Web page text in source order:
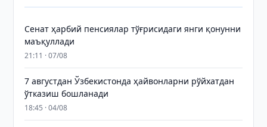
Сенат ҳарбий пенсиялар тўғрисидаги янги қонунни
маъқуллади
21:11 · 07/08
7 августдан Ўзбекистонда ҳайвонларни рўйхатдан
ўтказиш бошланади
18:45 · 04/08